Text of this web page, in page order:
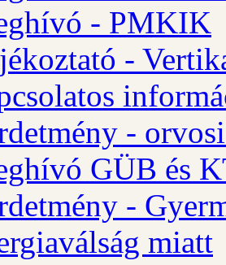
- PMKIK
-
-
GÜB és
-
miatt